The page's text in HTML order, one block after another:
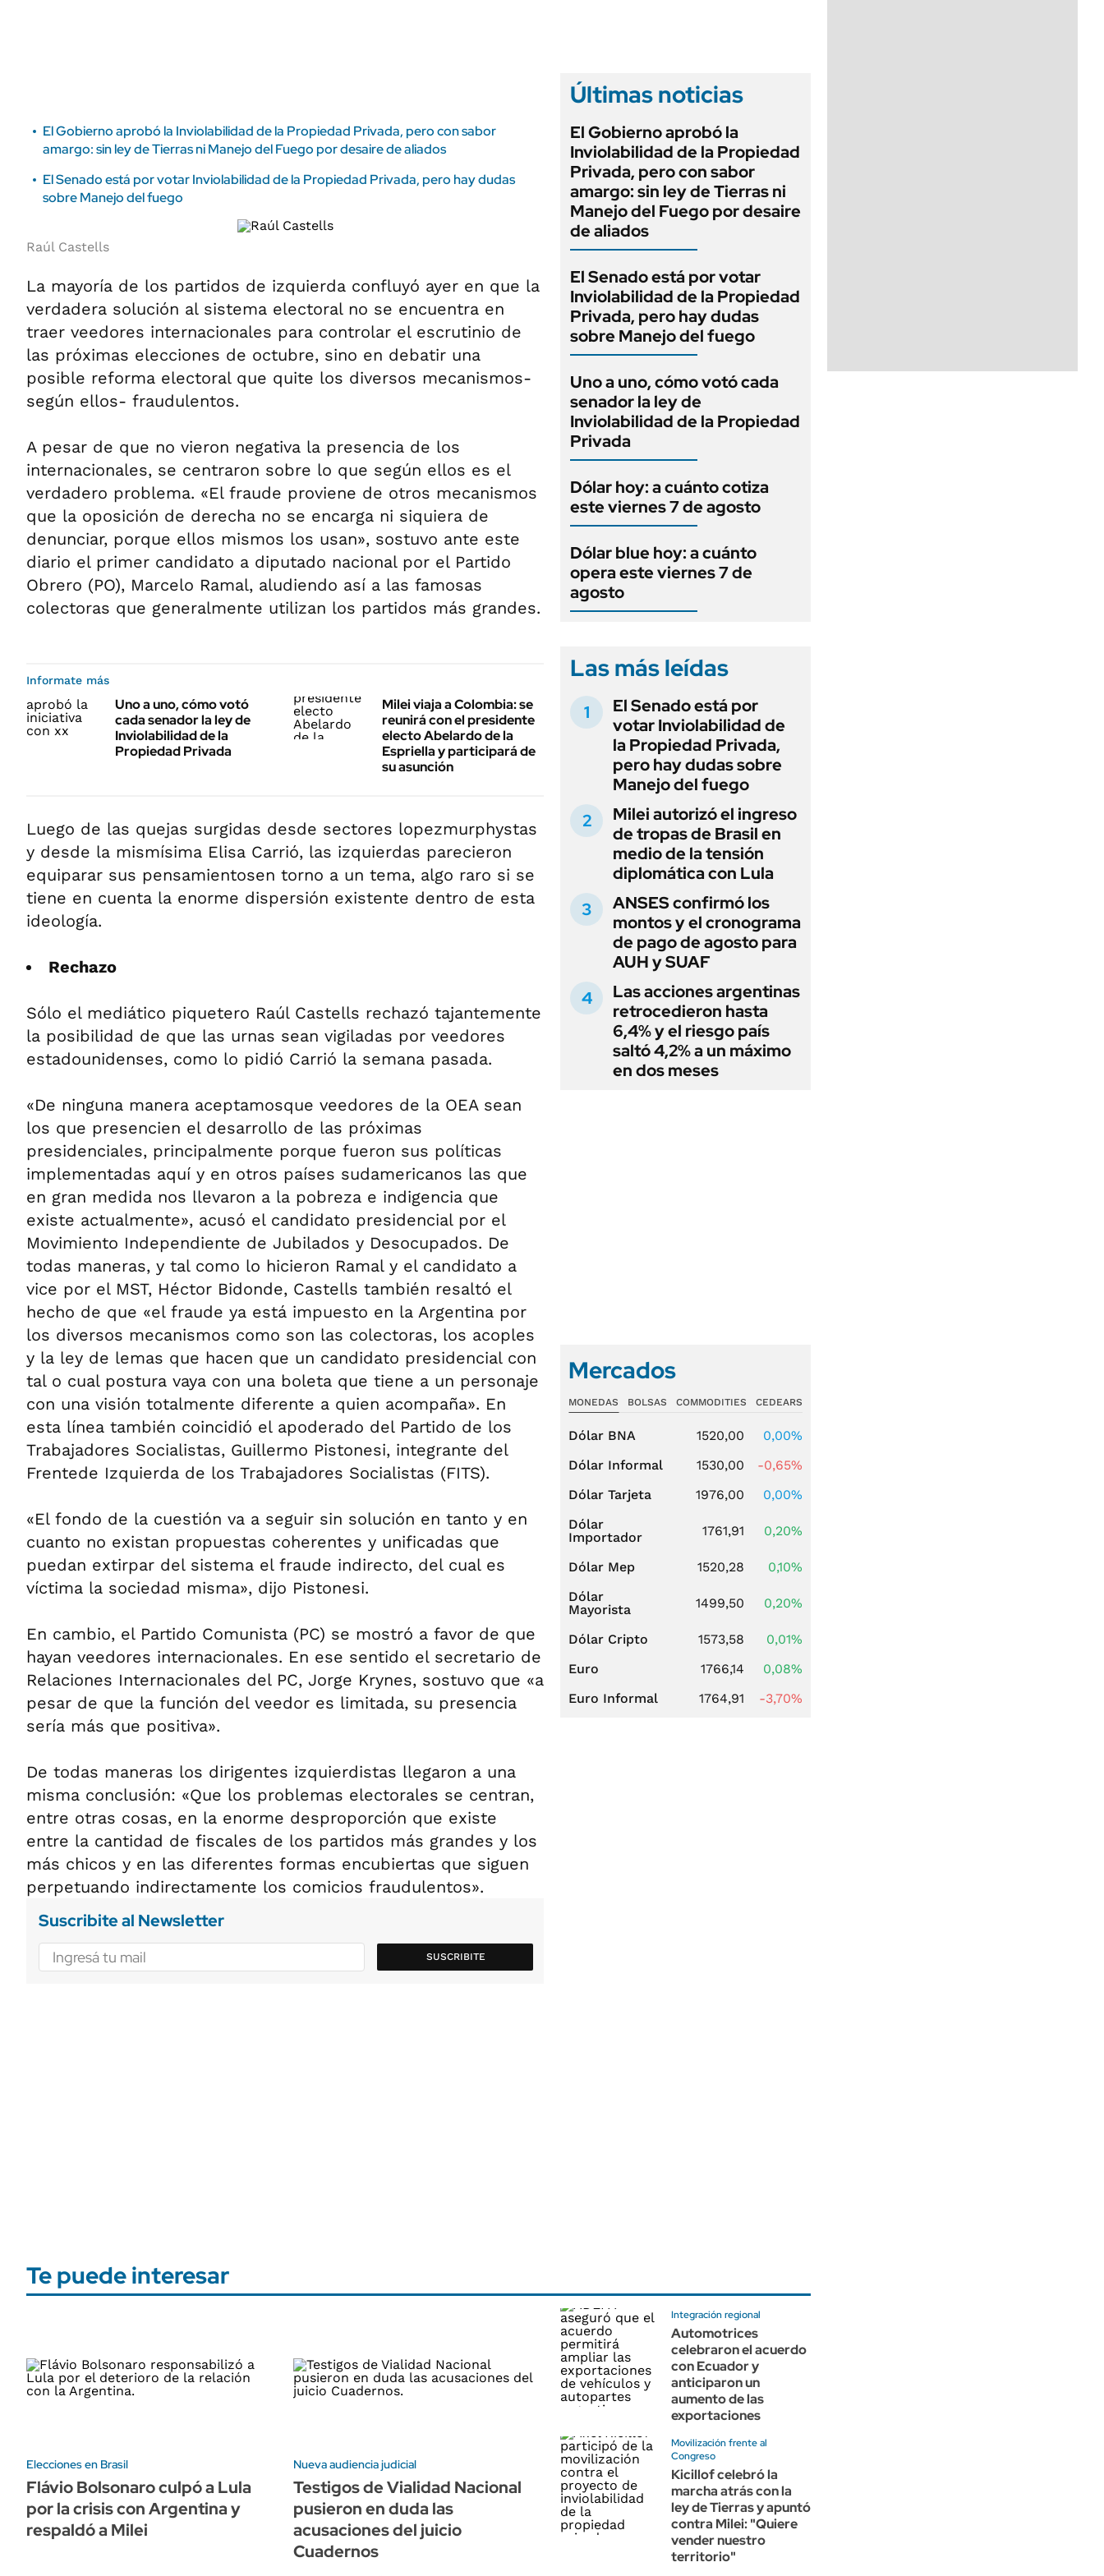
El Gobierno aprobó la Inviolabilidad de la Propiedad Privada, pero con sabor
amargo: sin ley de Tierras ni Manejo del Fuego por desaire de aliados
El Senado está por votar Inviolabilidad de la Propiedad Privada, pero hay dudas
sobre Manejo del fuego
Raúl Castells
La mayoría de los partidos de izquierda confluyó ayer en que la
verdadera solución al sistema electoral no se encuentra en
traer veedores internacionales para controlar el escrutinio de
las próximas elecciones de octubre, sino en debatir una
posible reforma electoral que quite los diversos mecanismos-
según ellos- fraudulentos.
A pesar de que no vieron negativa la presencia de los
internacionales, se centraron sobre lo que según ellos es el
verdadero problema. «El fraude proviene de otros mecanismos
que la oposición de derecha no se encarga ni siquiera de
denunciar, porque ellos mismos los usan», sostuvo ante este
diario el primer candidato a diputado nacional por el Partido
Obrero (PO), Marcelo Ramal, aludiendo así a las famosas
colectoras que generalmente utilizan los partidos más grandes.
Informate más
Uno a uno, cómo votó
cada senador la ley de
Inviolabilidad de la
Propiedad Privada
Milei viaja a Colombia: se
reunirá con el presidente
electo Abelardo de la
Espriella y participará de
su asunción
Luego de las quejas surgidas desde sectores lopezmurphystas
y desde la mismísima Elisa Carrió, las izquierdas parecieron
equiparar sus pensamientosen torno a un tema, algo raro si se
tiene en cuenta la enorme dispersión existente dentro de esta
ideología.
Rechazo
Sólo el mediático piquetero Raúl Castells rechazó tajantemente
la posibilidad de que las urnas sean vigiladas por veedores
estadounidenses, como lo pidió Carrió la semana pasada.
«De ninguna manera aceptamosque veedores de la OEA sean
los que presencien el desarrollo de las próximas
presidenciales, principalmente porque fueron sus políticas
implementadas aquí y en otros países sudamericanos las que
en gran medida nos llevaron a la pobreza e indigencia que
existe actualmente», acusó el candidato presidencial por el
Movimiento Independiente de Jubilados y Desocupados. De
todas maneras, y tal como lo hicieron Ramal y el candidato a
vice por el MST, Héctor Bidonde, Castells también resaltó el
hecho de que «el fraude ya está impuesto en la Argentina por
los diversos mecanismos como son las colectoras, los acoples
y la ley de lemas que hacen que un candidato presidencial con
tal o cual postura vaya con una boleta que tiene a un personaje
con una visión totalmente diferente a quien acompaña». En
esta línea también coincidió el apoderado del Partido de los
Trabajadores Socialistas, Guillermo Pistonesi, integrante del
Frentede Izquierda de los Trabajadores Socialistas (FITS).
«El fondo de la cuestión va a seguir sin solución en tanto y en
cuanto no existan propuestas coherentes y unificadas que
puedan extirpar del sistema el fraude indirecto, del cual es
víctima la sociedad misma», dijo Pistonesi.
En cambio, el Partido Comunista (PC) se mostró a favor de que
hayan veedores internacionales. En ese sentido el secretario de
Relaciones Internacionales del PC, Jorge Krynes, sostuvo que «a
pesar de que la función del veedor es limitada, su presencia
sería más que positiva».
De todas maneras los dirigentes izquierdistas llegaron a una
misma conclusión: «Que los problemas electorales se centran,
entre otras cosas, en la enorme desproporción que existe
entre la cantidad de fiscales de los partidos más grandes y los
más chicos y en las diferentes formas encubiertas que siguen
perpetuando indirectamente los comicios fraudulentos».
Suscribite al Newsletter
SUSCRIBITE
Últimas noticias
El Gobierno aprobó la
Inviolabilidad de la Propiedad
Privada, pero con sabor
amargo: sin ley de Tierras ni
Manejo del Fuego por desaire
de aliados
El Senado está por votar
Inviolabilidad de la Propiedad
Privada, pero hay dudas
sobre Manejo del fuego
Uno a uno, cómo votó cada
senador la ley de
Inviolabilidad de la Propiedad
Privada
Dólar hoy: a cuánto cotiza
este viernes 7 de agosto
Dólar blue hoy: a cuánto
opera este viernes 7 de
agosto
Las más leídas
El Senado está por
votar Inviolabilidad de
la Propiedad Privada,
pero hay dudas sobre
Manejo del fuego
Milei autorizó el ingreso
de tropas de Brasil en
medio de la tensión
diplomática con Lula
ANSES confirmó los
montos y el cronograma
de pago de agosto para
AUH y SUAF
Las acciones argentinas
retrocedieron hasta
6,4% y el riesgo país
saltó 4,2% a un máximo
en dos meses
Mercados
MONEDAS BOLSAS COMMODITIES CEDEARS
Dólar BNA 1520,00
0,00%
Dólar Informal
1530,00
-0,65%
Dólar Tarjeta
1976,00
0,00%
Dólar
Importador
1761,91 0,20%
Dólar Mep 1520,28
0,10%
Dólar
Mayorista
1499,50 0,20%
Dólar Cripto 1573,58
0,01%
Euro
1766,14
0,08%
Euro Informal
1764,91 -3,70%
Te puede interesar
Elecciones en Brasil
Flávio Bolsonaro culpó a Lula
por la crisis con Argentina y
respaldó a Milei
Nueva audiencia judicial
Testigos de Vialidad Nacional
pusieron en duda las
acusaciones del juicio
Cuadernos
Integración regional
Automotrices
celebraron el acuerdo
con Ecuador y
anticiparon un
aumento de las
exportaciones
Movilización frente al
Congreso
Kicillof celebró la
marcha atrás con la
ley de Tierras y apuntó
contra Milei: "Quiere
vender nuestro
territorio"